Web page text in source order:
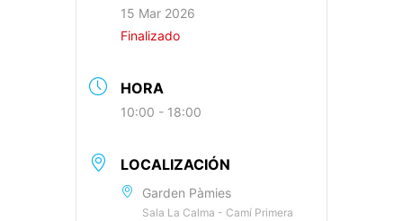
15 Mar 2026
Finalizado
HORA
10:00 - 18:00
LOCALIZACIÓN
Garden Pàmies
Sala La Calma - Camí Primera